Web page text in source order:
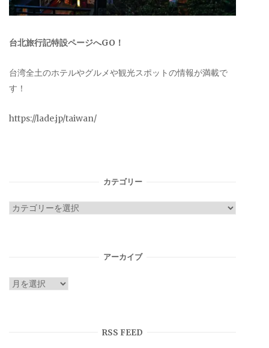
台北旅行記特設ページへGO！
台湾全土のホテルやグルメや観光スポットの情報が満載で
す！
https://lade.jp/taiwan/
カテゴリー
カ
アーカイブ
ア
RSS FEED